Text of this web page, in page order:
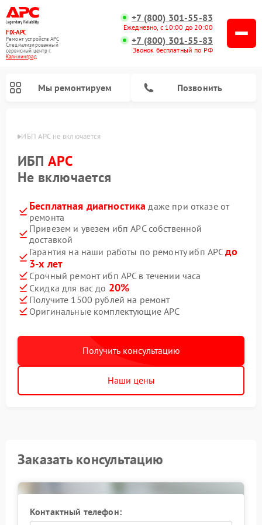
FIX-APC
Ремонт устройств APC
Специализированный
cервисный центр г.
Калининград
+7 (800) 301-55-83
Ежедневно, с 10:00 до 20:00
+7 (800) 301-55-83
Звонок бесплатный по РФ
Мы ремонтируем Позвонить
ИБП APC не включается
ИБП APC
Не включается
Бесплатная диагностика даже при отказе от
ремонта
Привезем и увезем ибп APC собственной
доставкой
Гарантия на наши работы по ремонту ибп APCдо
3-х лет
Срочный ремонт ибп APC в течении часа
Скидка для вас до 20%
Получите 1500 рублей на ремонт
Оригинальные комплектующие APC
Получить консультацию
Наши цены
Заказать консультацию
Контактный телефон: